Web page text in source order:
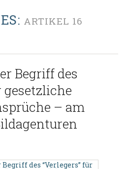
ARTIKEL 16
Begriff des
gesetzliche
– am